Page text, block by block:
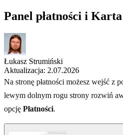
Panel płatności i
Łukasz Strumiński
Aktualizacja: 2.07.2026
Na stronę płatności możesz wejść z
lewym dolnym rogu strony rozwiń
opcję Płatności.